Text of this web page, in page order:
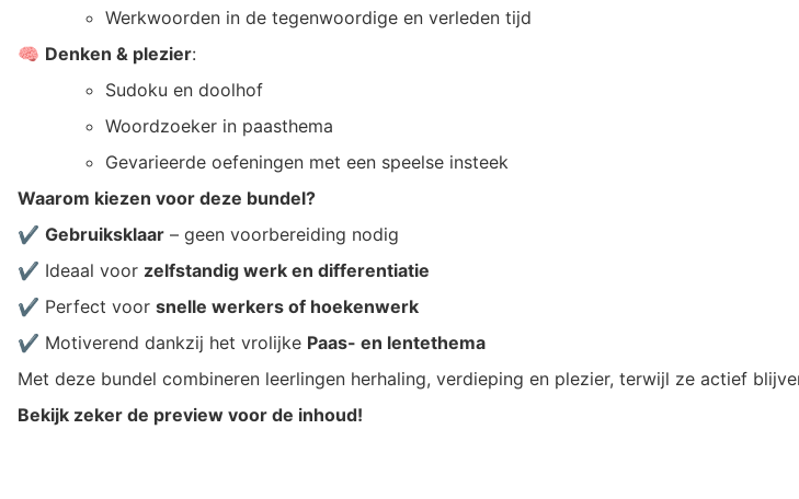
Werkwoorden in de tegenwoordige en verleden tijd
🧠 Denken & plezier:
Sudoku en doolhof
Woordzoeker in paasthema
Gevarieerde oefeningen met een speelse insteek
Waarom kiezen voor deze bundel?
✔️ Gebruiksklaar – geen voorbereiding nodig
✔️ Ideaal voor zelfstandig werk en differentiatie
✔️ Perfect voor snelle werkers of hoekenwerk
✔️ Motiverend dankzij het vrolijke Paas- en lentethema
Met deze bundel combineren leerlingen herhaling, verdieping en plezier, terwijl ze actief
Bekijk zeker de preview voor de inhoud!